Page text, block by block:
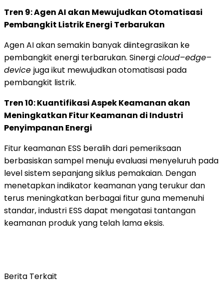
Tren 9: Agen AI akan Mewujudkan Otomatisasi
Pembangkit Listrik Energi Terbarukan
Agen AI akan semakin banyak diintegrasikan ke
pembangkit energi terbarukan. Sinergicloud–edge–
device juga ikut mewujudkan otomatisasi pada
pembangkit listrik.
Tren 10: Kuantifikasi Aspek Keamanan akan
Meningkatkan Fitur Keamanan di Industri
Penyimpanan Energi
Fitur keamanan ESS beralih dari pemeriksaan
berbasiskan sampel menuju evaluasi menyeluruh pada
level sistem sepanjang siklus pemakaian. Dengan
menetapkan indikator keamanan yang terukur dan
terus meningkatkan berbagai fitur guna memenuhi
standar, industri ESS dapat mengatasi tantangan
keamanan produk yang telah lama eksis.
Berita Terkait